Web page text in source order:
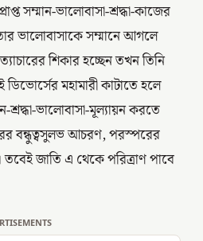
সম্মান-ভালোবাসা-শ্রদ্ধা-কাজের
ভালোবাসাকে সম্মানে আগলে
শিকার হচ্ছেন তখন তিনি
মহামারী কাটাতে হলে
ভালোবাসা-মূল্যায়ন করতে
বন্ধুত্বসুলভ আচরণ, পরস্পরের
জাতি এ থেকে পরিত্রাণ পাবে